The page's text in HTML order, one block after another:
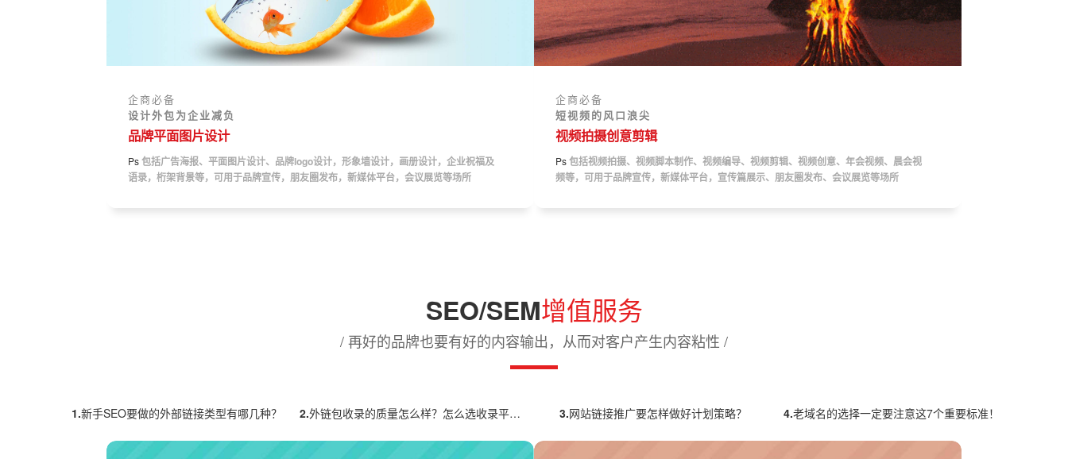
企商必备
设计外包为企业减负
品牌平面图片设计
Ps包括广告海报、平面图片设计、品牌logo设计，形象墙设计，画册设计，企业祝福及
语录，桁架背景等，可用于品牌宣传，朋友圈发布，新媒体平台，会议展览等场所
企商必备
短视频的风口浪尖
视频拍摄创意剪辑
Ps包括视频拍摄、视频脚本制作、视频编导、视频剪辑、视频创意、年会视频、晨会视
频等，可用于品牌宣传，新媒体平台，宣传篇展示、朋友圈发布、会议展览等场所
SEO/SEM增值服务
/ 再好的品牌也要有好的内容输出，从而对客户产生内容粘性 /
1.新手SEO要做的外部链接类型有哪几种？ 2.外链包收录的质量怎么样？怎么选收录平台？ 3.网站链接推广要怎样做好计划策略？ 4.老域名的选择一定要注意这7个重要标准！